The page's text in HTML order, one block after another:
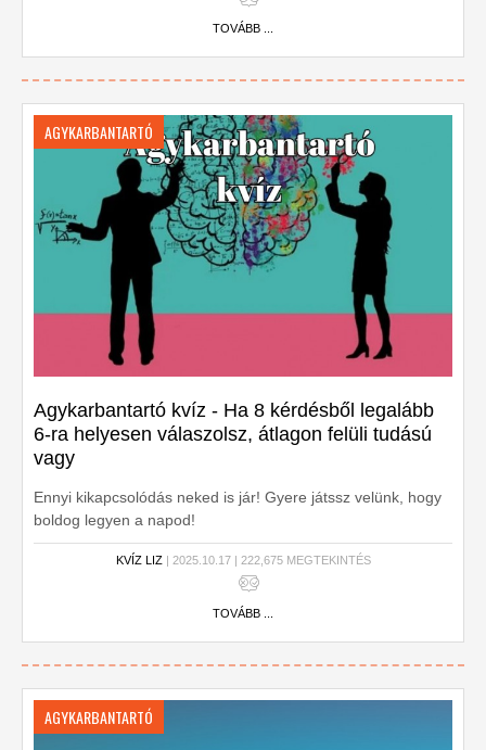
TOVÁBB ...
AGYKARBANTARTÓ
Agykarbantartó kvíz - Ha 8 kérdésből legalább
6-ra helyesen válaszolsz, átlagon felüli tudású
vagy
Ennyi kikapcsolódás neked is jár! Gyere játssz velünk, hogy
boldog legyen a napod!
KVÍZ LIZ| 2025.10.17 | 222,675 MEGTEKINTÉS
TOVÁBB ...
AGYKARBANTARTÓ